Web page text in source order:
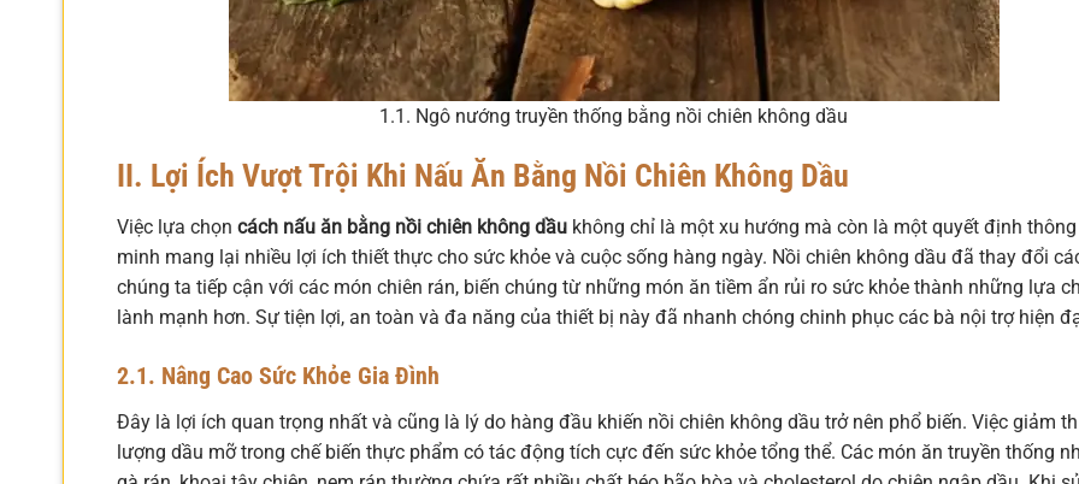
1.1. Ngô nướng truyền thống bằng nồi chiên không dầu
II. Lợi Ích Vượt Trội Khi Nấu Ăn Bằng Nồi Chiên Không Dầu
Việc lựa chọn cách nấu ăn bằng nồi chiên không dầu không chỉ là một xu hướng mà còn là một quyết định thông
minh mang lại nhiều lợi ích thiết thực cho sức khỏe và cuộc sống hàng ngày. Nồi chiên không dầu đã thay đổi
chúng ta tiếp cận với các món chiên rán, biến chúng từ những món ăn tiềm ẩn rủi ro sức khỏe thành những lựa
lành mạnh hơn. Sự tiện lợi, an toàn và đa năng của thiết bị này đã nhanh chóng chinh phục các bà nội trợ hiện
2.1. Nâng Cao Sức Khỏe Gia Đình
Đây là lợi ích quan trọng nhất và cũng là lý do hàng đầu khiến nồi chiên không dầu trở nên phổ biến. Việc giảm
lượng dầu mỡ trong chế biến thực phẩm có tác động tích cực đến sức khỏe tổng thể. Các món ăn truyền thống